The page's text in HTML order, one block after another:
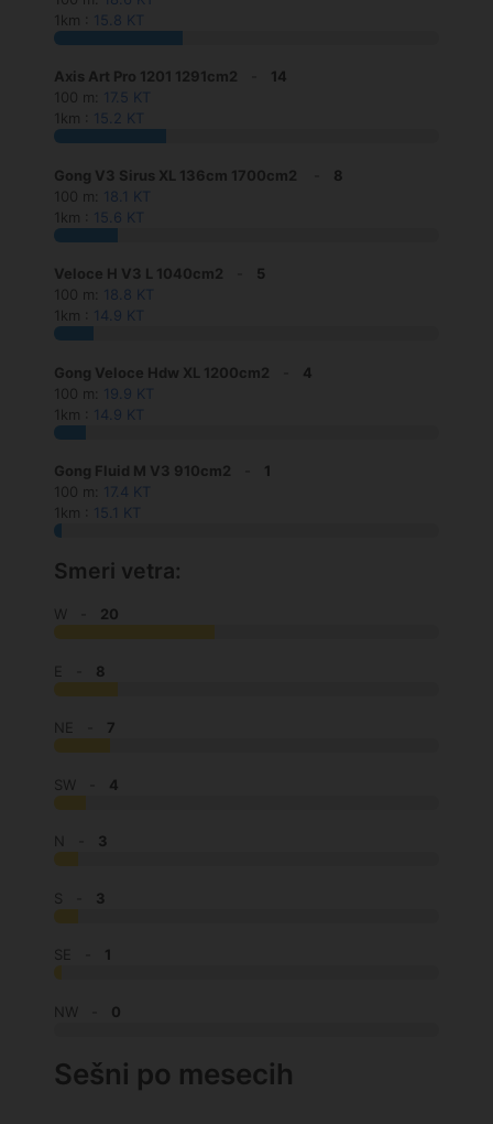
1km :
15.8 KT
Axis Art Pro 1201 1291cm2
14
100 m:
17.5 KT
1km :
15.2 KT
Gong V3 Sirus XL 136cm 1700cm2
8
100 m:
18.1 KT
1km :
15.6 KT
Veloce H V3 L 1040cm2
5
100 m:
18.8 KT
1km :
14.9 KT
Gong Veloce Hdw XL 1200cm2
4
100 m:
19.9 KT
1km :
14.9 KT
Gong Fluid M V3 910cm2
1
100 m:
17.4 KT
1km :
15.1 KT
Smeri vetra:
W - 20
8
NE - 7
SW - 4
N - 3
S - 3
SE - 1
NW - 0
Sešni po mesecih